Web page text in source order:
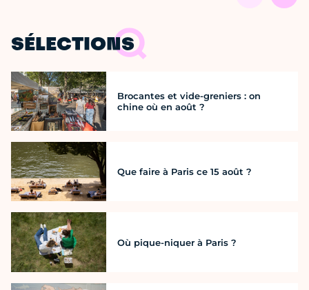
SÉLECTIONS
Brocantes et vide-greniers : on
chine où en août ?
Que faire à Paris ce 15 août ?
Où pique-niquer à Paris ?